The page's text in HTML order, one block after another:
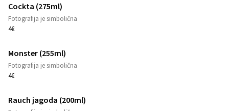
Cockta (275ml)
Fotografija je simbolična
4€
Monster (255ml)
Fotografija je simbolična
4€
Rauch jagoda (200ml)